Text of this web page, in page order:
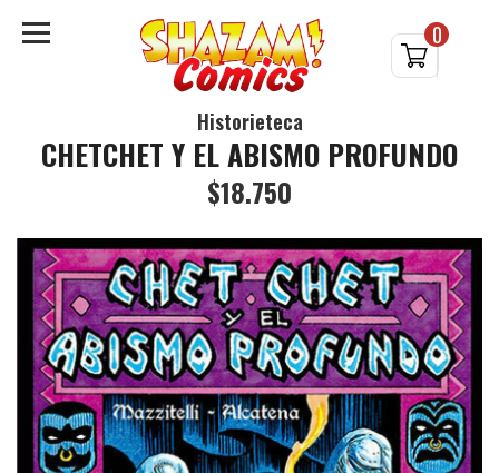
0
Historieteca
CHETCHET Y EL ABISMO PROFUNDO
$18.750